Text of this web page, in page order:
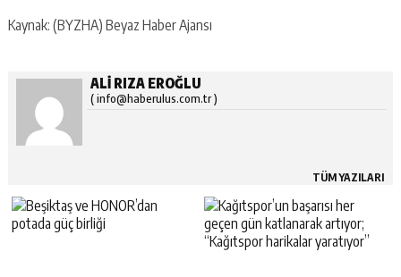
Kaynak: (BYZHA) Beyaz Haber Ajansı
ALI RIZA EROĞLU
( info@haberulus.com.tr )
TÜM YAZILARI